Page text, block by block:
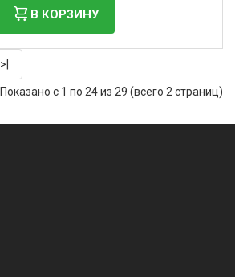
В КОРЗИНУ
>|
Показано с 1 по 24 из 29 (всего 2 страниц)